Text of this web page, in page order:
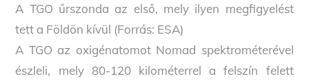
A TGO űrszonda az első, mely ilyen megfigyelést
tett a Földön kívül (Forrás: ESA)
A TGO az oxigénatomot Nomad spektrométerével
észleli, mely 80-120 kilométerrel a felszín felett